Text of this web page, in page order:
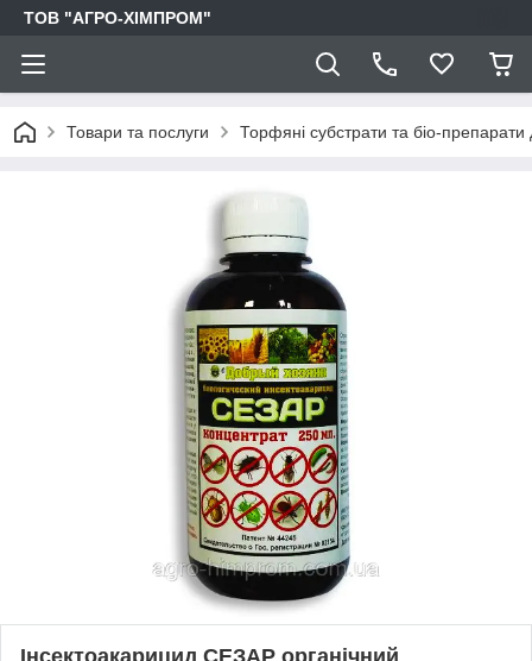
ТОВ "АГРО-ХІМПРОМ"
Товари та послуги Торфяні субстрати та біо-
Інсектоакарицид СЕЗАР органічний